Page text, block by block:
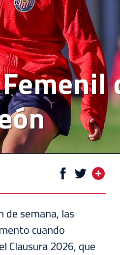
semana, las
cuando
Clausura 2026, que